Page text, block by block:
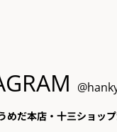
めだ本店・十三ショッ